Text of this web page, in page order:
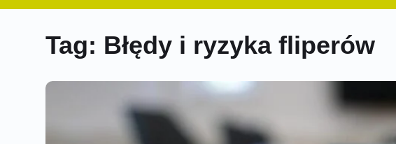
Tag: Błędy i ryzyka fliperów